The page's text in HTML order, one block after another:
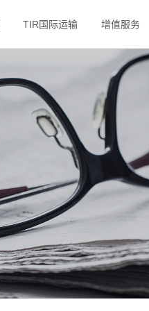
TIR国际运输 增值服务